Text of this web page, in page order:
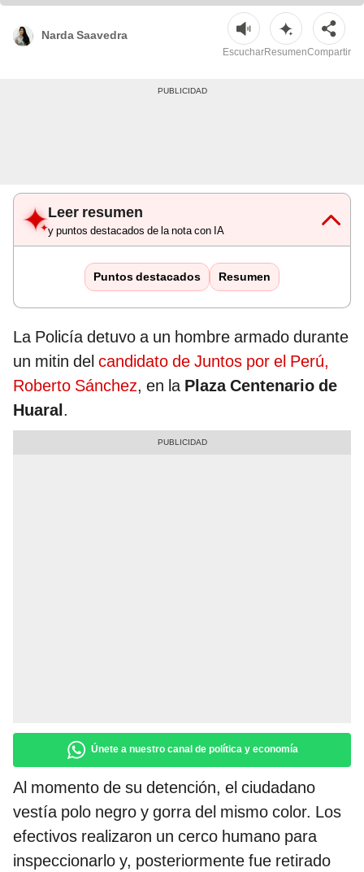
Narda Saavedra
EscucharResumenCompartir
Leer resumen
y puntos destacados de la nota con IA
Puntos destacados Resumen
La Policía detuvo a un hombre armado durante
un mitin del candidato de Juntos por el Perú,
Roberto Sánchez, en la Plaza Centenario de
Huaral.
Únete a nuestro canal de política y economía
Al momento de su detención, el ciudadano
vestía polo negro y gorra del mismo color. Los
efectivos realizaron un cerco humano para
inspeccionarlo y, posteriormente fue retirado